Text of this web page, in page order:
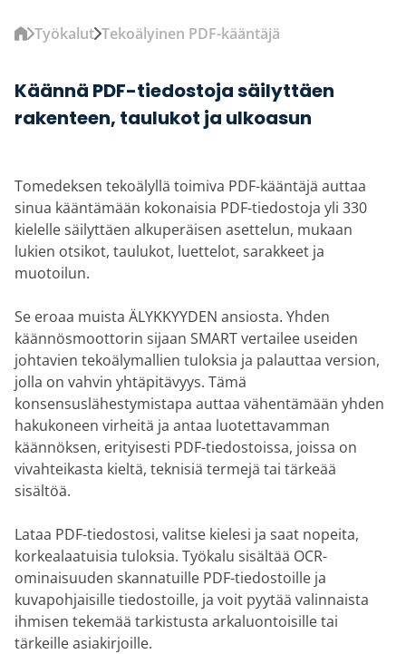
Työkalut Tekoälyinen PDF-kääntäjä
Käännä PDF-tiedostoja säilyttäen
rakenteen, taulukot ja ulkoasun
Tomedeksen tekoälyllä toimiva PDF-kääntäjä auttaa
sinua kääntämään kokonaisia PDF-tiedostoja yli 330
kielelle säilyttäen alkuperäisen asettelun, mukaan
lukien otsikot, taulukot, luettelot, sarakkeet ja
muotoilun.
Se eroaa muista ÄLYKKYYDEN ansiosta. Yhden
käännösmoottorin sijaan SMART vertailee useiden
johtavien tekoälymallien tuloksia ja palauttaa version,
jolla on vahvin yhtäpitävyys. Tämä
konsensuslähestymistapa auttaa vähentämään yhden
hakukoneen virheitä ja antaa luotettavamman
käännöksen, erityisesti PDF-tiedostoissa, joissa on
vivahteikasta kieltä, teknisiä termejä tai tärkeää
sisältöä.
Lataa PDF-tiedostosi, valitse kielesi ja saat nopeita,
korkealaatuisia tuloksia. Työkalu sisältää OCR-
ominaisuuden skannatuille PDF-tiedostoille ja
kuvapohjaisille tiedostoille, ja voit pyytää valinnaista
ihmisen tekemää tarkistusta arkaluontoisille tai
tärkeille asiakirjoille.